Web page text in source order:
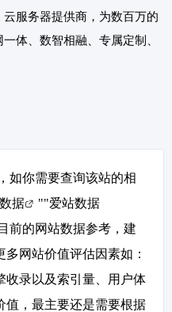
服务器提供商，为数百万的
体、数智相融、专属定制、
如你需要查询该站的相
据 ""爱站数据
前的网站数据参考，建
网站价值评估因素如：
收录以及索引量、用户体
值，最主要还是需要根据